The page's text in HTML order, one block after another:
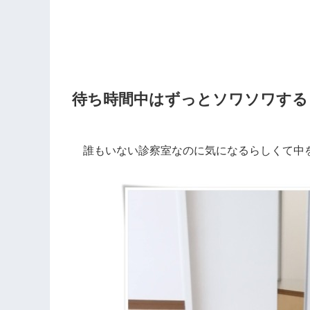
待ち時間中はずっとソワソワする
誰もいない診察室なのに気になるらしくて中